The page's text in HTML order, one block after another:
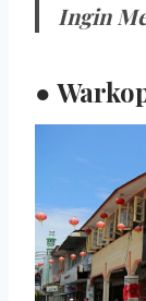
Ingin
●